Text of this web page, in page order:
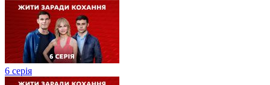
6 серія